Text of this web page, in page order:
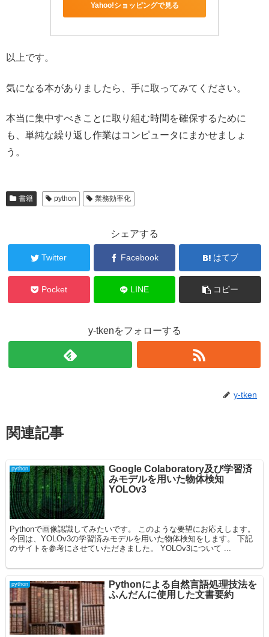
Yahoo!ショッピングで見る
以上です。
気になる本がありましたら、手に取ってみてください。
本当に集中すべきことに取り組む時間を確保するために
も、単純な繰り返し作業はコンピュータにまかせましょ
う。
書籍 python 業務効率化
シェアする
Twitter Facebook はてブ
Pocket LINE コピー
y-tkenをフォローする
y-tken
関連記事
python
Google Colaboratory及び学習済
みモデルを用いた物体検知
YOLOv3
Pythonで画像認識してみたいです。 このような要望にお応えします。
今回は、YOLOv3の学習済みモデルを用いた物体検知をします。 下記
のサイトを参考にさせていただきました。 YOLOv3について ...
python
Pythonによる自然言語処理技法を
ふんだんに使用した文書要約